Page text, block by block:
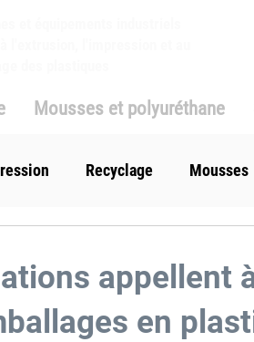
Mousses et polyuréthane
Recyclage Mousses
appellent
en